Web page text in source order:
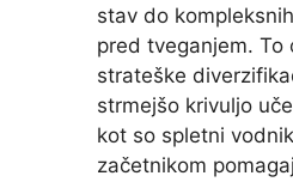
stav do
pred tveganjem. To
strateške
strmejšo krivuljo
kot so spletni
začetnikom